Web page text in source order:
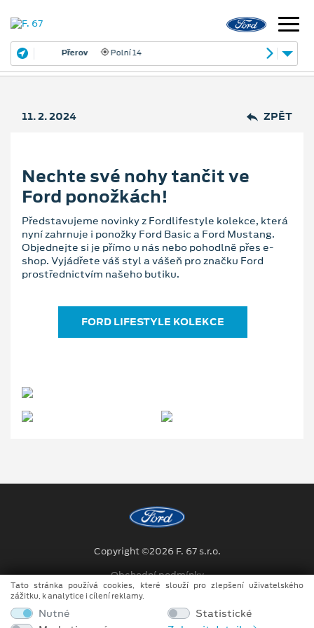
Přerov Polní 14
11. 2. 2024 ZPĚT
Nechte své nohy tančit ve
Ford ponožkách!
Představujeme novinky z Fordlifestyle kolekce, která
nyní zahrnuje i ponožky Ford Basic a Ford Mustang.
Objednejte si je přímo u nás nebo pohodlně přes e-
shop. Vyjádřete váš styl a vášeň pro značku Ford
prostřednictvím našeho butiku.
FORD LIFESTYLE KOLEKCE
Copyright ©2026 F. 67 s.r.o.
Obchodní podmínky
Ochrana osobních údajů
Prohlášení o zpracování údajů konečných zákazníků
Tato stránka používá cookies, které slouží pro zlepšení uživatelského
zážitku, k analytice i cílení reklamy.
Nutné
Statistické